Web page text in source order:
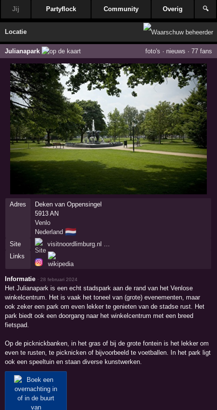
Jij Partyflock Community Overig 🔍
Locatie
Julianapark foto's · nieuws · 77 fans
Adres
Deken van Oppensingel
5913 AN
Venlo
Nederland 🇳🇱
Site
visitnoordlimburg.nl …
Links
Informatie ·28 februari 2024
Het Julianapark is een echt stadspark aan de rand van het Venlose
winkelcentrum. Het is vaak het toneel van (grote) evenementen, maar
ook zeker een park om even lekker te genieten van de stadse rust. Het
park biedt ook een doorgang naar het winkelcentrum met een breed
fietspad.
Op de picknickbanken, in het gras of bij de grote fontein is het lekker om
even te rusten, te picknicken of bijvoorbeeld te voetballen. In het park ligt
ook een speeltuin en staan diverse kunstwerken.